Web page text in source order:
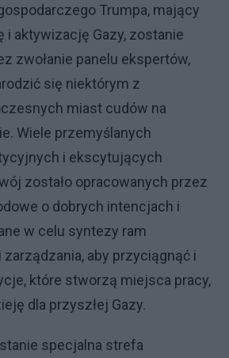
Trumpa, mający
i aktywizację Gazy, zostanie
zwołanie panelu ekspertów,
się niektórym z
miast cudów na
Wiele przemyślanych
i ekscytujących
zostało opracowanych przez
o dobrych intencjach i
w celu syntezy ram
aby przyciągnąć i
które stworzą miejsca pracy,
dla przyszłej Gazy.
specjalna strefa